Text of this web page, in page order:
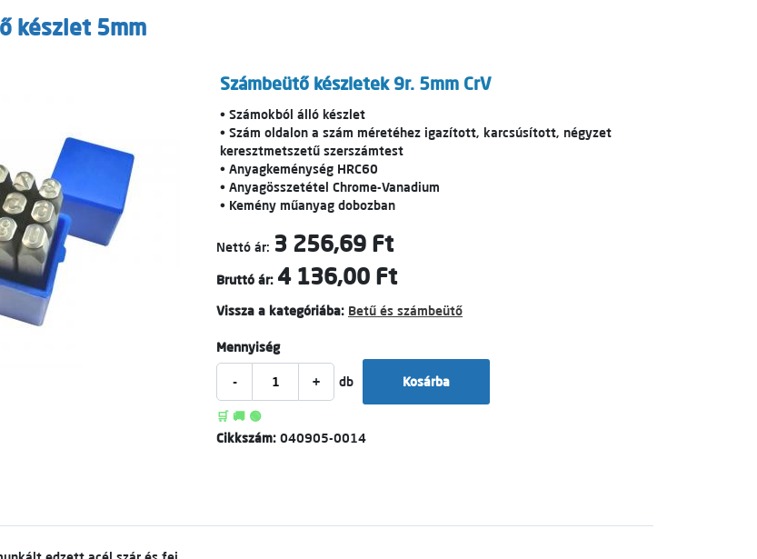
készlet 5mm
Számbeütő készletek 9r. 5mm CrV
• Számokból álló készlet
• Szám oldalon a szám méretéhez igazított, karcsúsított, négyzet
keresztmetszetű szerszámtest
• Anyagkeménység HRC60
• Anyagösszetétel Chrome-Vanadium
• Kemény műanyag dobozban
Nettó ár: 3 256,69 Ft
Bruttó ár: 4 136,00 Ft
Vissza a kategóriába: Betű és számbeütő
Mennyiség
- + db Kosárba
🛒 🚚 🟢
Cikkszám: 040905-0014